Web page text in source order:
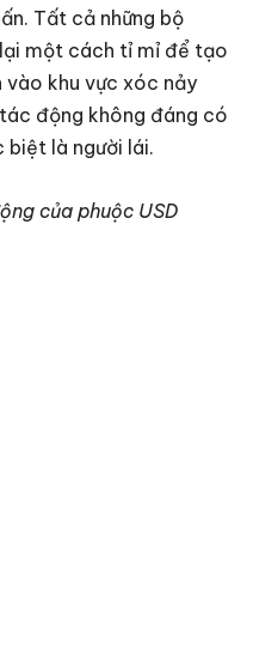
Tất cả những bộ
một cách tỉ mỉ để tạo
vào khu vực xóc nảy
động không đáng có
biệt là người lái.
của phuộc USD